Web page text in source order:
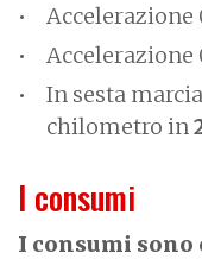
Accelerazione
In sesta
chilometro in
I consumi
I consumi